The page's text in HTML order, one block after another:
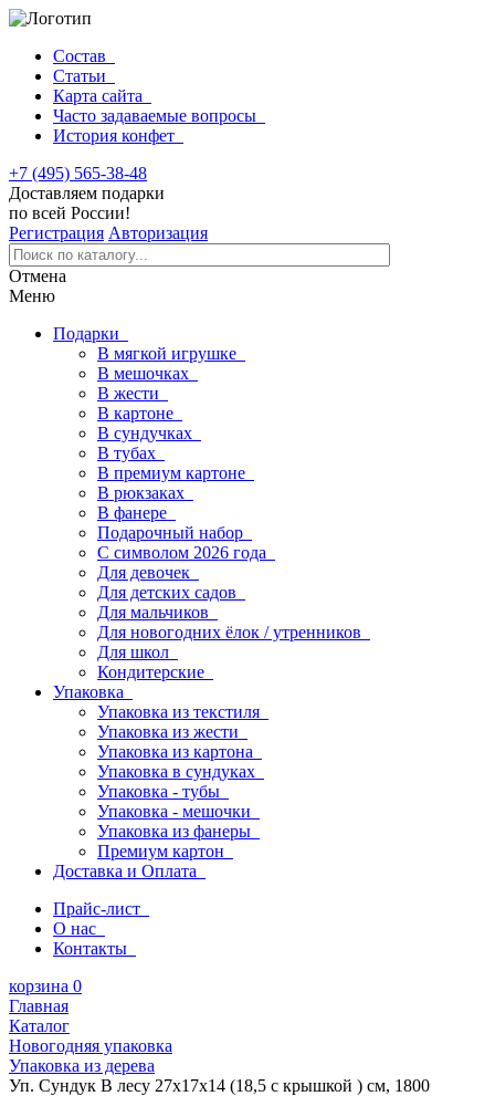
Состав
Статьи
Карта сайта
Часто задаваемые вопросы
История конфет
+7 (495) 565-38-48
Доставляем подарки
по всей России!
Регистрация Авторизация
Отмена
Меню
Подарки
В мягкой игрушке
В мешочках
В жести
В картоне
В сундучках
В тубах
В премиум картоне
В рюкзаках
В фанере
Подарочный набор
С символом 2026 года
Для девочек
Для детских садов
Для мальчиков
Для новогодних ёлок / утренников
Для школ
Кондитерские
Упаковка
Упаковка из текстиля
Упаковка из жести
Упаковка из картона
Упаковка в сундуках
Упаковка - тубы
Упаковка - мешочки
Упаковка из фанеры
Премиум картон
Доставка и Оплата
Прайс-лист
О нас
Контакты
корзина 0
Главная
Каталог
Новогодняя упаковка
Упаковка из дерева
Уп. Сундук В лесу 27х17х14 (18,5 с крышкой ) см, 1800